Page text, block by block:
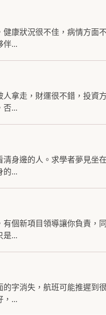
康狀況很不佳，病情方面
伴...
拿走，財運很不錯，投資
否...
身邊的人。求學者夢見坐
的...
個新項目領導讓你負責，
是...
字消失，航班可能推遲到
，...